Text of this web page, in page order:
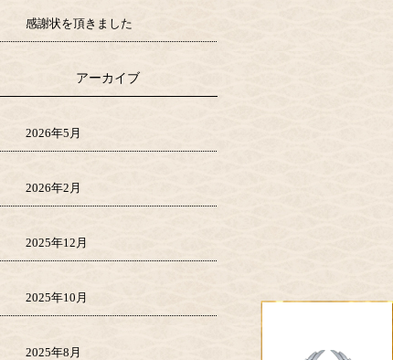
感謝状を頂きました
アーカイブ
2026年5月
2026年2月
2025年12月
2025年10月
2025年8月